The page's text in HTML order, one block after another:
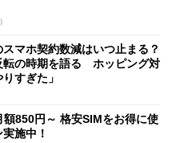
マホ契約数減はいつ止まる？
の時期を語る ホッピング対
すぎた」
額850円～ 格安SIMをお得に使
施中！